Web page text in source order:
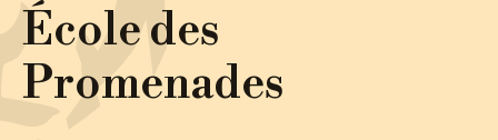
Vie pratique
Actualités
École des
Promenades